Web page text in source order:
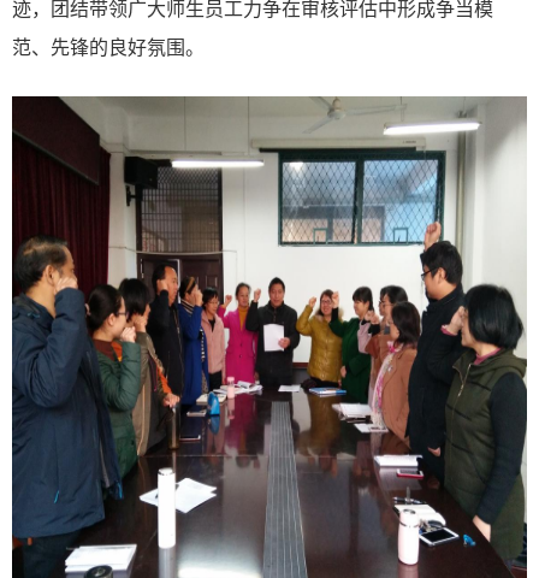
迹，团结带领广大师生员工力争在审核评估中形成争当模
范、先锋的良好氛围。